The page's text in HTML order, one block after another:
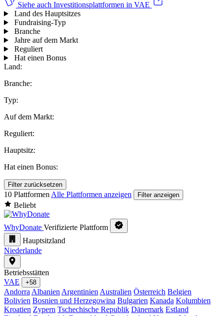
Siehe auch Investitionsplattformen in VAE
Land des Hauptsitzes
Fundraising-Typ
Branche
Jahre auf dem Markt
Reguliert
Hat einen Bonus
Land:
Branche:
Typ:
Auf dem Markt:
Reguliert:
Hauptsitz:
Hat einen Bonus:
Filter zurücksetzen
10 Plattformen Alle Plattformen anzeigen Filter anzeigen
Beliebt
WhyDonate Verifizierte Plattform
Hauptsitzland
Niederlande
Betriebsstätten
VAE
+58
Andorra Albanien Argentinien Australien Österreich Belgien
Bolivien Bosnien und Herzegowina Bulgarien Kanada Kolumbien
Kroatien Zypern Tschechische Republik Dänemark Estland